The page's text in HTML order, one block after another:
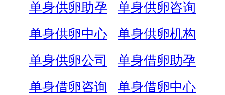
单身供卵助孕
单身供卵咨询
单身供卵中心
单身供卵机构
单身供卵公司
单身借卵助孕
单身借卵咨询
单身借卵中心